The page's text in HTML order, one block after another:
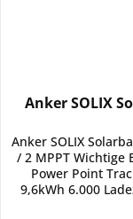
Anker SOLIX
Anker SOLIX
/ 2 MPPT Wichtige
Power Point
9,6kWh 6.000